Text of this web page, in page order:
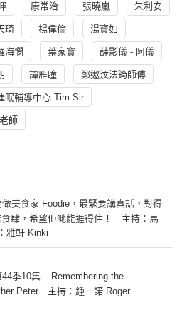
康常治 張曉嵐 朱利安
琦 楊偉倫 湯寳如
海憫 葉家寶 薛影儀 - 阿儀
譚雁瞳 鄭遨汶法筠師傅
眠輔導中心 Tim Sir
師
做美食家 Foodie，最緊要講真話，對得
肆，希望佢哋能捱得住！｜主持：馬
雅軒 Kinki
44季10集 – Remembering the
Peter︱主持：鍾一諾 Roger